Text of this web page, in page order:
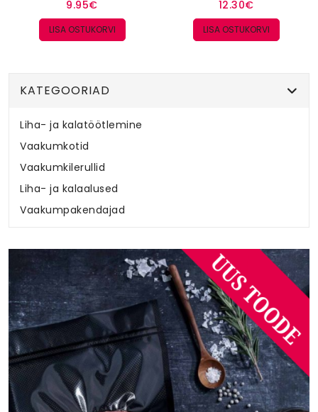
9.95€
LISA OSTUKORVI
12.30€
LISA OSTUKORVI
KATEGOORIAD
Liha- ja kalatöötlemine
Vaakumkotid
Vaakumkilerullid
Liha- ja kalaalused
Vaakumpakendajad